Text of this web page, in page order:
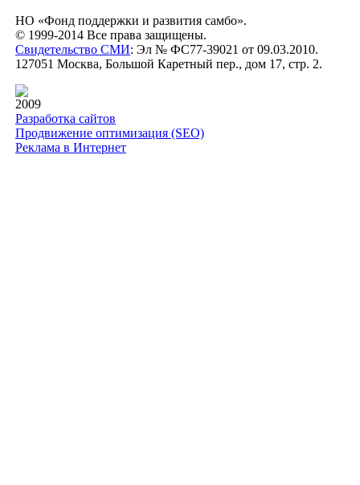
НО «Фонд поддержки и развития самбо».
© 1999-2014 Все права защищены.
Свидетельство СМИ: Эл № ФС77-39021 от 09.03.2010.
127051 Москва, Большой Каретный пер., дом 17, стр. 2.
2009
Разработка сайтов
Продвижение оптимизация (SEO)
Реклама в Интернет